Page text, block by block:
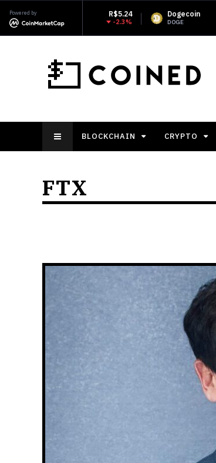
Powered by
R$5.24
-2.3%
Dogecoin R$0.353678
-0.81%
BLOCKCHAIN CRYPTO
FTX